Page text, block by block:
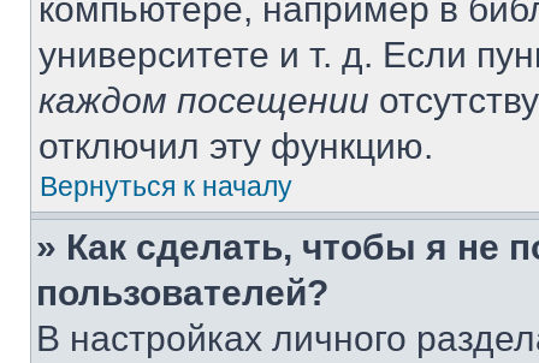
компьютере, например в
университете и т. д. Если
каждом посещении
отключил эту функцию.
Вернуться к началу
» Как сделать, чтобы я не
пользователей?
В настройках личного